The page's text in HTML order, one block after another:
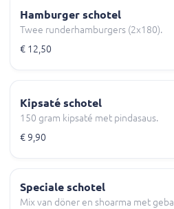
Hamburger schotel
Twee runderhamburgers (2x180).
€ 12,50
Kipsaté schotel
150 gram kipsaté met pindasaus.
€ 9,90
Speciale schotel
Mix van döner en shoarma met